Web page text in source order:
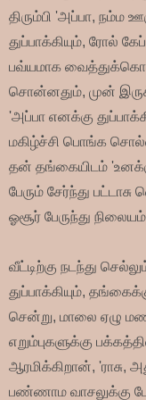
திரும்பி 'அப்பா, நம்ம
துப்பாக்கியும், ரோல்
பவ்யமாக
சொன்னதும், முன்
'அப்பா எனக்கு
மகிழ்ச்சி பொங்க
தன் தங்கையிடம்
பேரும் சேர்ந்து
ஓசூர் பேருந்து
வீட்டிற்கு நடந்து
துப்பாக்கியும்,
சென்று, மாலை ஏழு
எறும்புகளுக்கு
ஆரமிக்கிறான்,
பண்ணாம வாசலுக்கு